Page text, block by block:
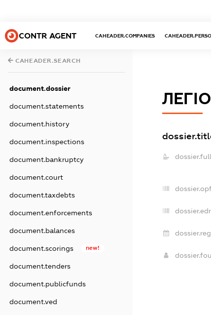
CONTR AGENT CAHEADER.COMPANIES
CAHEADER.SEARCH
document.dossier
document.statements
document.history
document.inspections
document.bankruptcy
document.court
document.taxdebts
document.enforcements
document.balances
document.scorings new!
document.tenders
document.publicfunds
document.ved